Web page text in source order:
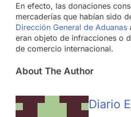
En efecto, las donaciones
mercaderías que habían sido
Dirección General de Aduanas
eran objeto de infracciones o
de comercio internacional.
About The Author
Diario